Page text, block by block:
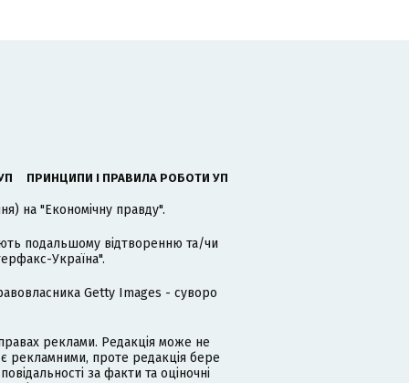
ПРИНЦИПИ І ПРАВИЛА РОБОТИ УП
на "Економічну правду".
подальшому відтворенню та/чи
Україна".
Getty Images - суворо
реклами. Редакція може не
рекламними, проте редакція бере
за факти та оціночні